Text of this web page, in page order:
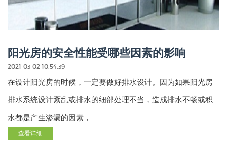
阳光房的安全性能受哪些因素的影响
2021-03-02 10:54:39
在设计阳光房的时候，一定要做好排水设计。因为如果阳光房
排水系统设计紊乱或排水的细部处理不当，造成排水不畅或积
水都是产生渗漏的因素，
查看详细